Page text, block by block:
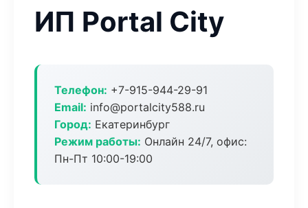
ИП Portal City
Телефон: +7-915-944-29-91
Email: info@portalcity588.ru
Город: Екатеринбург
Режим работы: Онлайн 24/7, офис:
Пн-Пт 10:00-19:00